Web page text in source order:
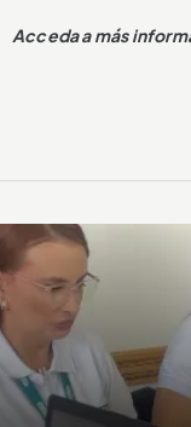
Acceda a más